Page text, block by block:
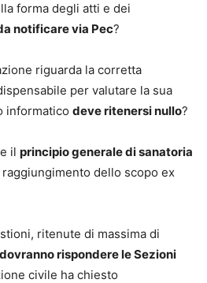
forma degli atti e dei
notificare via Pec?
riguarda la corretta
per valutare la sua
informatico deve ritenersi nullo?
il principio generale di sanatoria
raggiungimento dello scopo ex
ritenute di massima di
dovranno rispondere le Sezioni
civile ha chiesto